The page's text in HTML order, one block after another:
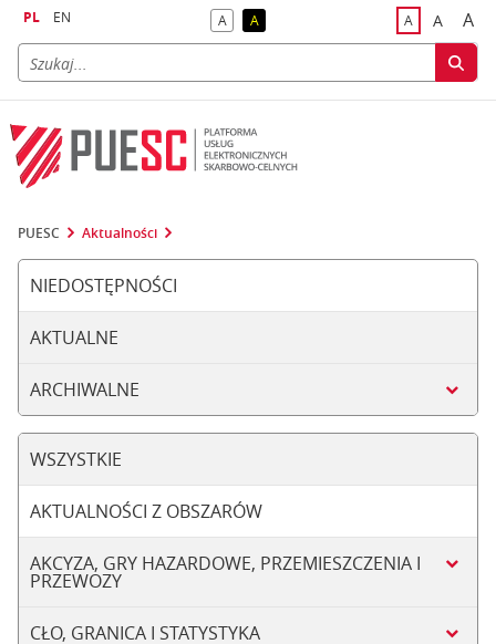
PL EN Akontrast domyślny
Akontrast żółty tekst na czarnym tle
Adomyślna
A A
PUESC Aktualności
NIEDOSTĘPNOŚCI
AKTUALNE
ARCHIWALNE
WSZYSTKIE
AKTUALNOŚCI Z OBSZARÓW
AKCYZA, GRY HAZARDOWE, PRZEMIESZCZENIA I
PRZEWOZY
CŁO, GRANICA I STATYSTYKA